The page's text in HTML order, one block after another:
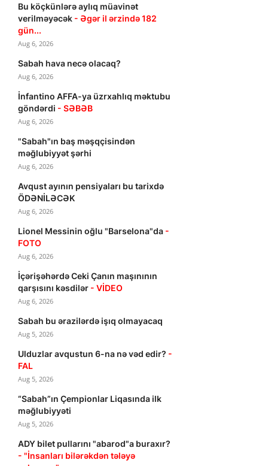
Bu köçkünlərə aylıq müavinət
verilməyəcək - Əgər il ərzində 182
gün...
Aug 6, 2026
Sabah hava necə olacaq?
Aug 6, 2026
İnfantino AFFA-ya üzrxahlıq məktubu
göndərdi - SƏBƏB
Aug 6, 2026
"Sabah"ın baş məşqçisindən
məğlubiyyət şərhi
Aug 6, 2026
Avqust ayının pensiyaları bu tarixdə
ÖDƏNİLƏCƏK
Aug 6, 2026
Lionel Messinin oğlu "Barselona"da -
FOTO
Aug 6, 2026
İçərişəhərdə Ceki Çanın maşınının
qarşısını kəsdilər - VİDEO
Aug 6, 2026
Sabah bu ərazilərdə işıq olmayacaq
Aug 5, 2026
Ulduzlar avqustun 6-na nə vəd edir? -
FAL
Aug 5, 2026
“Sabah”ın Çempionlar Liqasında ilk
məğlubiyyəti
Aug 5, 2026
ADY bilet pullarını "abarod"a buraxır?
- "İnsanları bilərəkdən tələyə